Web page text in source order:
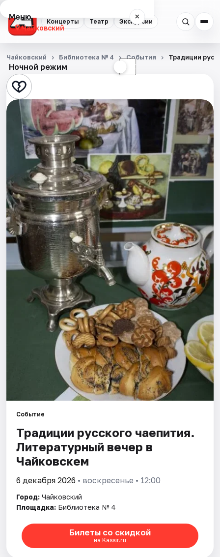
Концерты Театр Экскурсии
Меню ×
Чайковский
Концерты
Театр
Экскурсии
События
Города
Площадки
Артисты
Рейтинги
Ночной режим ☾
Чайковский Библиотека № 4 События Традиции
Событие
Традиции русского чаепития.
Литературный вечер в
Чайковскем
6 декабря 2026 • воскресенье • 12:00
Город: Чайковский
Площадка: Библиотека № 4
Билеты со скидкой
на Kassir.ru